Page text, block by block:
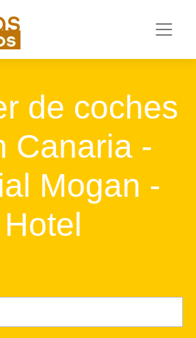
de coches
Canaria -
Mogan -
Hotel